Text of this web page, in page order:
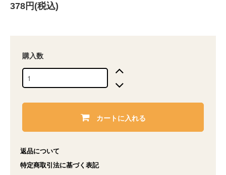
378円(税込)
購入数
カートに入れる
返品について
特定商取引法に基づく表記